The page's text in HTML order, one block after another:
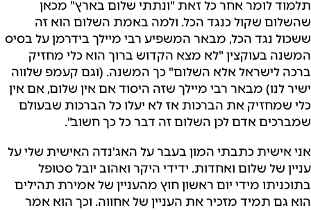
תלמוד לומר אחר כל זאת "ונתתי שלום בארץ" מכאן
שהשלום שקול כנגד הכל. ולמה באמת השלום הוא זה
ששכול נגד הכל, מבאר המשפיע רבי מיילך בידרמן על בסיס
המשנה בעוקצין "לא מצא הקדוש ברוך הוא כלי מחזיק
ברכה לישראל אלא השלום" כך המשנה. (וגם קעמפ שלווה
ישיר לנו) מבאר רבי מיילך שזה היסוד אם אין שלום, אם אין
כלי שמחזיק את הברכות אז לא יעלו כל הברכות שבעולם
שמברכים אדם לכן השלום זה דבר כל כך חשוב".
אני אישית כתבתי המון בעבר על האג'נדה האישית שלי על
עניין של שלום ואחדות. ידידי היקר ואהוב יובל סטופל
בתוכניתו מידי יום ראשון חוץ מהעניין של אמירת תהילים
הוא גם תמיד מזכיר את העניין של אחווה. וכך הוא אמר